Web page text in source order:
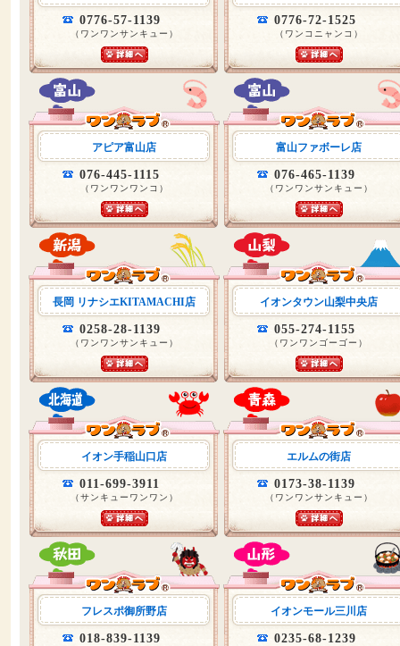
0776-57-1139
（ワンワンサンキュー）
0776-72-1525
（ワンコニャンコ）
アピア富山店
076-445-1115
（ワンワンワンコ）
富山ファボーレ店
076-465-1139
（ワンワンサンキュー）
長岡 リナシエKITAMACHI店
0258-28-1139
（ワンワンサンキュー）
イオンタウン山梨中央店
055-274-1155
（ワンワンゴーゴー）
イオン手稲山口店
011-699-3911
（サンキューワンワン）
エルムの街店
0173-38-1139
（ワンワンサンキュー）
フレスポ御所野店
018-839-1139
イオンモール三川店
0235-68-1239